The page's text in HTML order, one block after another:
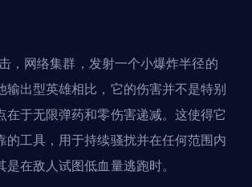
，网络集群，发射一个小爆炸半径的
输出型英雄相比，它的伤害并不是特别
在于无限弹药和零伤害递减。这使得它
的工具，用于持续骚扰并在任何范围内
在敌人试图低血量逃跑时。